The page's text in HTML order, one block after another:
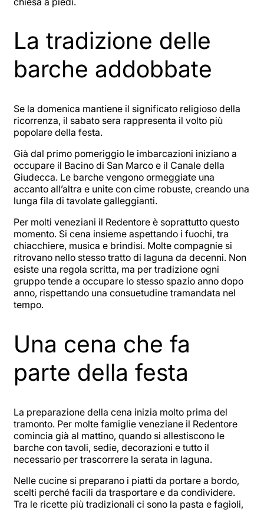
La tradizione delle
barche addobbate
Se la domenica mantiene il significato religioso della
ricorrenza, il sabato sera rappresenta il volto più
popolare della festa.
Già dal primo pomeriggio le imbarcazioni iniziano a
occupare il Bacino di San Marco e il Canale della
Giudecca. Le barche vengono ormeggiate una
accanto all’altra e unite con cime robuste, creando una
lunga fila di tavolate galleggianti.
Per molti veneziani il Redentore è soprattutto questo
momento. Si cena insieme aspettando i fuochi, tra
chiacchiere, musica e brindisi. Molte compagnie si
ritrovano nello stesso tratto di laguna da decenni. Non
esiste una regola scritta, ma per tradizione ogni
gruppo tende a occupare lo stesso spazio anno dopo
anno, rispettando una consuetudine tramandata nel
tempo.
Una cena che fa
parte della festa
La preparazione della cena inizia molto prima del
tramonto. Per molte famiglie veneziane il Redentore
comincia già al mattino, quando si allestiscono le
barche con tavoli, sedie, decorazioni e tutto il
necessario per trascorrere la serata in laguna.
Nelle cucine si preparano i piatti da portare a bordo,
scelti perché facili da trasportare e da condividere.
Tra le ricette più tradizionali ci sono la pasta e fagioli,